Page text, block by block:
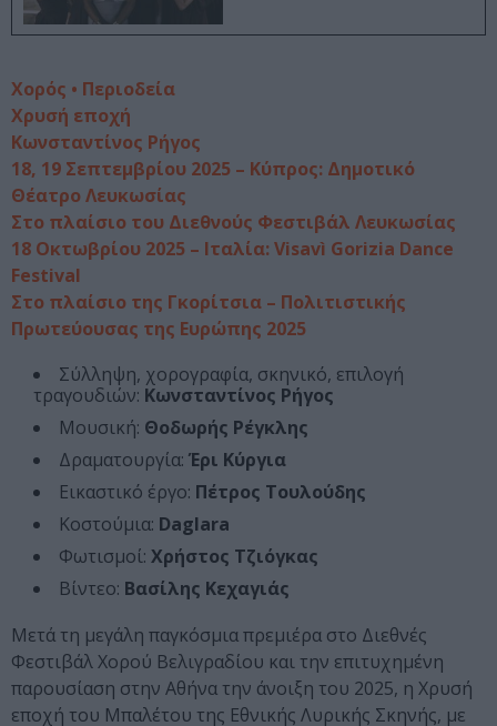
Χορός • Περιοδεία
Χρυσή εποχή
Κωνσταντίνος Ρήγος
18, 19 Σεπτεμβρίου 2025 – Κύπρος: Δημοτικό
Θέατρο Λευκωσίας
Στο πλαίσιο του Διεθνούς Φεστιβάλ Λευκωσίας
18 Οκτωβρίου 2025 – Ιταλία: Visavì Gorizia Dance
Festival
Στο πλαίσιο της Γκορίτσια – Πολιτιστικής
Πρωτεύουσας της Ευρώπης 2025
Σύλληψη, χορογραφία, σκηνικό, επιλογή
τραγουδιών: Κωνσταντίνος Ρήγος
Μουσική: Θοδωρής Ρέγκλης
Δραματουργία: Έρι Κύργια
Εικαστικό έργο: Πέτρος Τουλούδης
Κοστούμια: Daglara
Φωτισμοί: Χρήστος Τζιόγκας
Βίντεο: Βασίλης Κεχαγιάς
Μετά τη μεγάλη παγκόσμια πρεμιέρα στο Διεθνές
Φεστιβάλ Χορού Βελιγραδίου και την επιτυχημένη
παρουσίαση στην Αθήνα την άνοιξη του 2025, η Χρυσή
εποχή του Μπαλέτου της Εθνικής Λυρικής Σκηνής, με